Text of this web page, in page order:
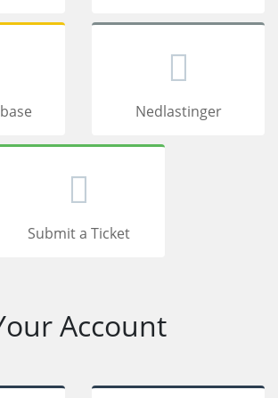
Nedlastinger
Submit a Ticket
Account